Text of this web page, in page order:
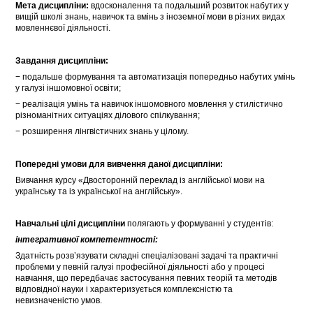
Мета дисципліни:вдосконалення та подальший розвиток набутих у
вищій школі знань, навичок та вмінь з іноземної мови в різних видах
мовленнєвої діяльності.
Завдання дисципліни:
− подальше формування та автоматизація попередньо набутих умінь
у галузі іншомовної освіти;
− реалізація умінь та навичок іншомовного мовлення у стилістично
різноманітних ситуаціях ділового спілкування;
− розширення лінгвістичних знань у цілому.
Попередні умови для вивчення даної дисципліни:
Вивчання курсу «Двосторонній переклад із англійської мови на
українську та із української на англійську».
Навчальні цілі дисципліниполягають у формуванні у студентів:
інтегративної компетентності:
Здатність розв’язувати складні спеціалізовані задачі та практичні
проблеми у певній галузі професійної діяльності або у процесі
навчання, що передбачає застосування певних теорій та методів
відповідної науки і характеризується комплексністю та
невизначеністю умов.